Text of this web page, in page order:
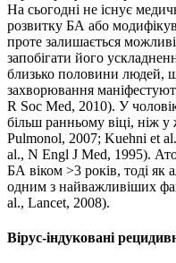
На сьогодні не існує
розвитку БА або
проте залишається
запобігати його
близько половини людей,
захворювання
R Soc Med, 2010). У
більш ранньому віці, ніж
Pulmonol, 2007; Kuehni et
al., N Engl J Med, 1995).
БА віком >3 років, тоді як
одним з найважливіших
al., Lancet, 2008).
Вірус-індуковані